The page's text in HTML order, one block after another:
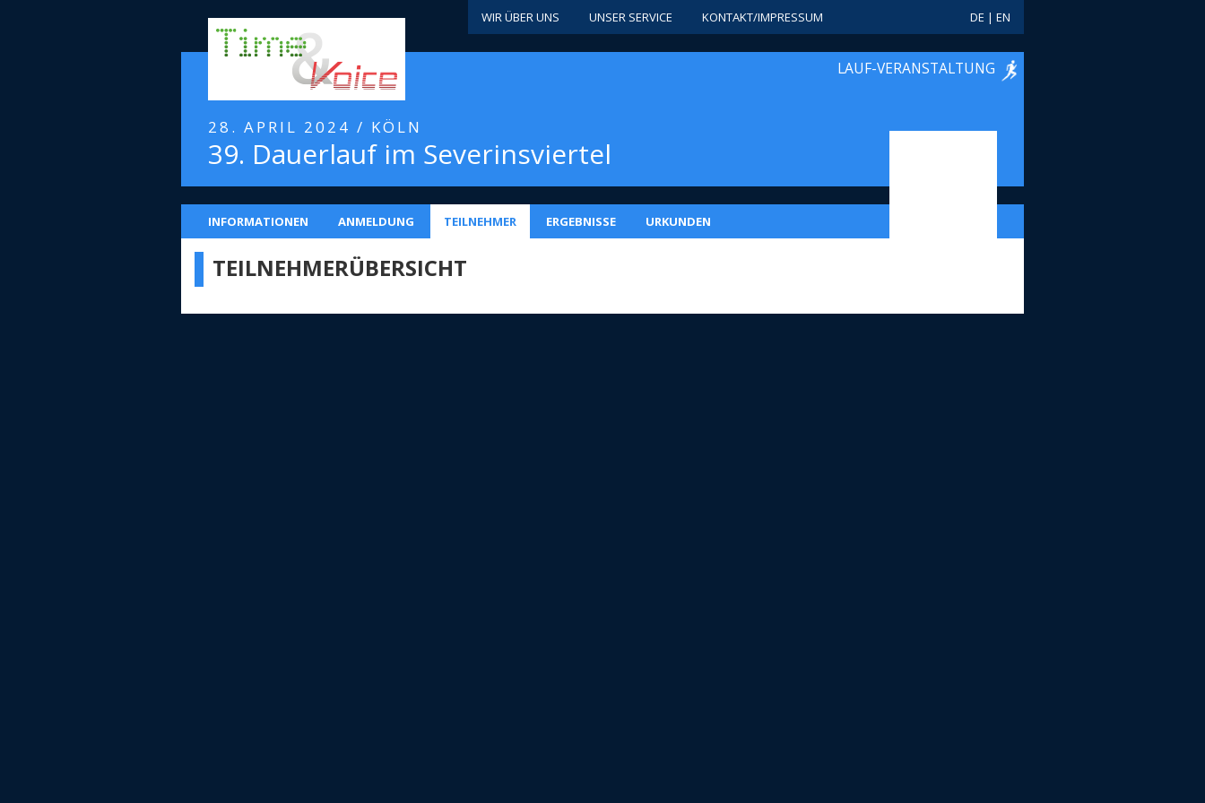
WIR ÜBER UNS UNSER SERVICE KONTAKT/IMPRESSUM DE | EN
LAUF-VERANSTALTUNG
28. APRIL 2024 / KÖLN
39. Dauerlauf im Severinsviertel
INFORMATIONEN ANMELDUNG TEILNEHMER ERGEBNISSE URKUNDEN
TEILNEHMERÜBERSICHT